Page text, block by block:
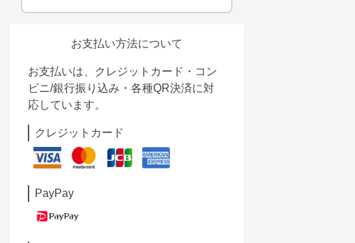
お支払い方法について
お支払いは、クレジットカード・コン
ビニ/銀行振り込み・各種QR決済に対
応しています。
クレジットカード
PayPay